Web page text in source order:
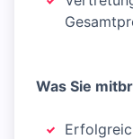
Was Sie